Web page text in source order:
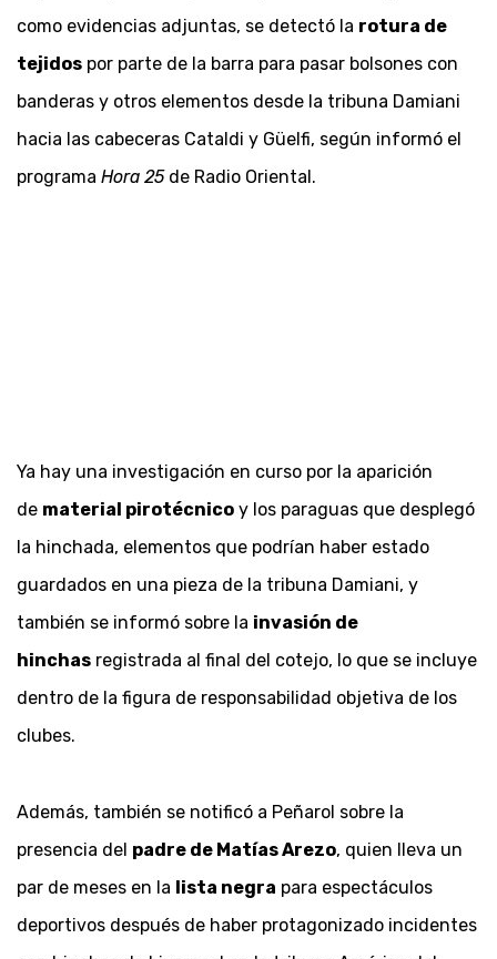
como evidencias adjuntas, se detectó la rotura de
tejidos por parte de la barra para pasar bolsones con
banderas y otros elementos desde la tribuna Damiani
hacia las cabeceras Cataldi y Güelfi, según informó el
programa Hora 25de Radio Oriental.
Ya hay una investigación en curso por la aparición
de material pirotécnico y los paraguas que desplegó
la hinchada, elementos que podrían haber estado
guardados en una pieza de la tribuna Damiani, y
también se informó sobre la invasión de
hinchas registrada al final del cotejo, lo que se incluye
dentro de la figura de responsabilidad objetiva de los
clubes.
Además, también se notificó a Peñarol sobre la
presencia del padre de Matías Arezo, quien lleva un
par de meses en la lista negra para espectáculos
deportivos después de haber protagonizado incidentes